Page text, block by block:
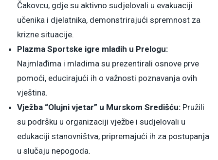
Čakovcu, gdje su aktivno sudjelovali u evakuaciji
učenika i djelatnika, demonstrirajući spremnost za
krizne situacije.
Plazma Sportske igre mladih u Prelogu:
Najmlađima i mladima su prezentirali osnove prve
pomoći, educirajući ih o važnosti poznavanja ovih
vještina.
Vježba “Olujni vjetar” u Murskom Središću: Pružili
su podršku u organizaciji vježbe i sudjelovali u
edukaciji stanovništva, pripremajući ih za postupanja
u slučaju nepogoda.